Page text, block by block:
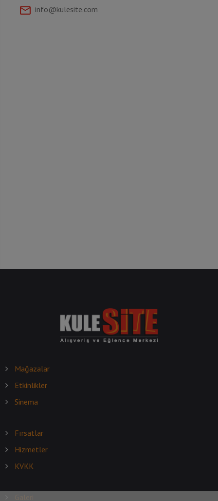
info@kulesite.com
Mağazalar
Etkinlikler
Sinema
Fırsatlar
Hizmetler
KVKK